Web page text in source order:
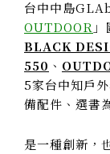
台中中島
OUTDOOR
BLACK
550 、
5家台中知戶
備配件、選書
是一種創新，